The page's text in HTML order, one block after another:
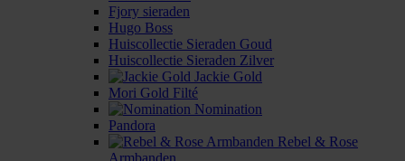
Fjory sieraden
Hugo Boss
Huiscollectie Sieraden Goud
Huiscollectie Sieraden Zilver
Jackie Gold
Mori Gold Filté
Nomination
Pandora
Rebel & Rose
Armbanden